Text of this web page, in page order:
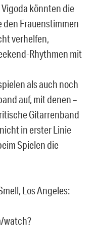
könnten die
den Frauenstimmen
verhelfen,
Rhythmen mit
als auch noch
auf, mit denen –
Gitarrenband
in erster Linie
Spielen die
Los Angeles:
watch?